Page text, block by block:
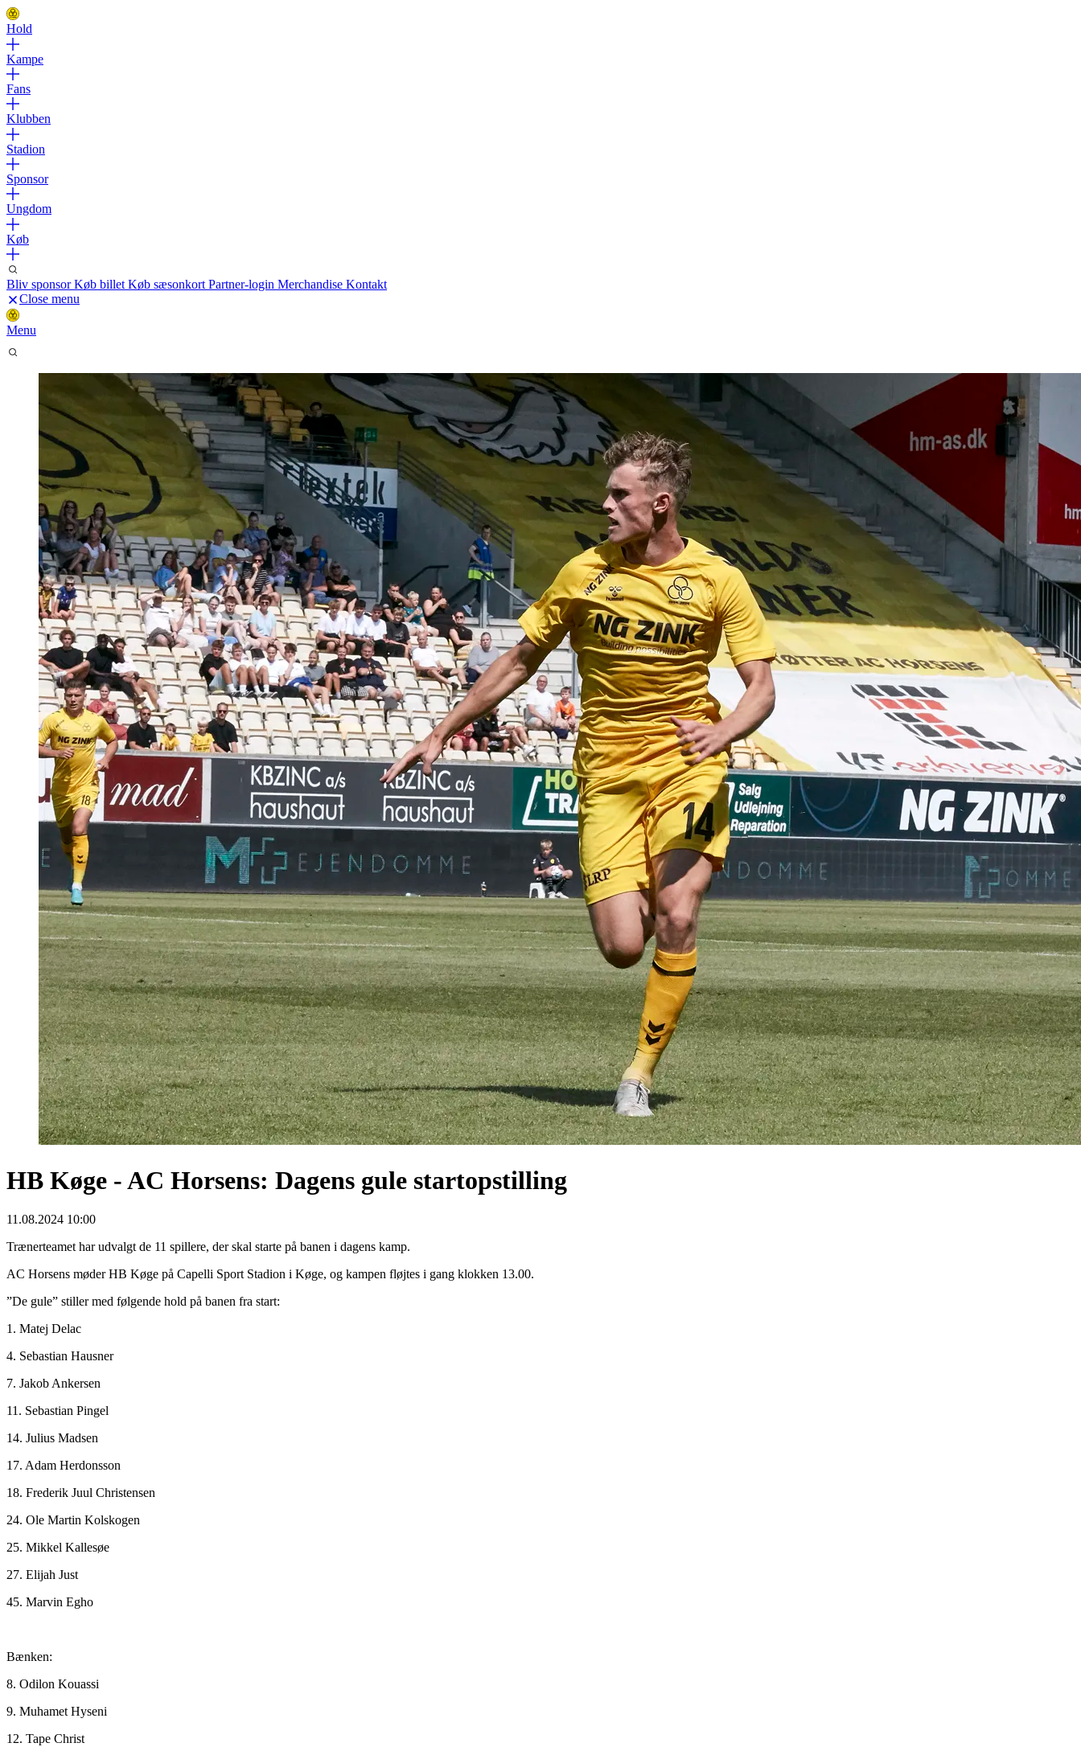
Hold
Kampe
Fans
Klubben
Stadion
Sponsor
Ungdom
Køb
Bliv sponsorKøb billet Køb sæsonkort Partner-login Merchandise Kontakt
Close menu
Menu
HB Køge - AC Horsens: Dagens gule startopstilling
11.08.2024 10:00
Trænerteamet har udvalgt de 11 spillere, der skal starte på banen i dagens kamp.
AC Horsens møder HB Køge på Capelli Sport Stadion i Køge, og kampen fløjtes i gang klokken 13.00.
”De gule” stiller med følgende hold på banen fra start:
1. Matej Delac
4. Sebastian Hausner
7. Jakob Ankersen
11. Sebastian Pingel
14. Julius Madsen
17. Adam Herdonsson
18. Frederik Juul Christensen
24. Ole Martin Kolskogen
25. Mikkel Kallesøe
27. Elijah Just
45. Marvin Egho
Bænken:
8. Odilon Kouassi
9. Muhamet Hyseni
12. Tape Christ